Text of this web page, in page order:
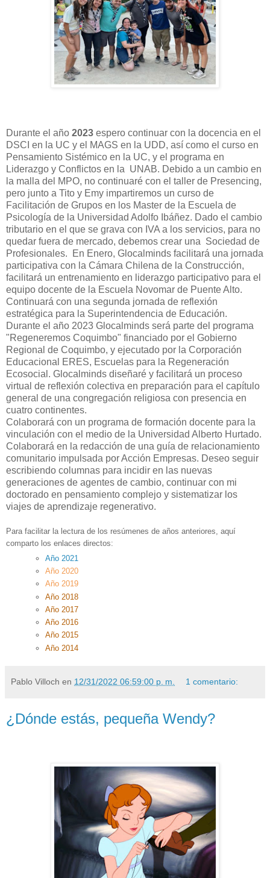
Durante el año 2023 espero continuar con la docencia en el
DSCI en la UC y el MAGS en la UDD, así como el curso en
Pensamiento Sistémico en la UC, y el programa en
Liderazgo y Conflictos en la UNAB. Debido a un cambio en
la malla del MPO, no continuaré con el taller de Presencing,
pero junto a Tito y Emy impartiremos un curso de
Facilitación de Grupos en los Master de la Escuela de
Psicología de la Universidad Adolfo Ibáñez. Dado el cambio
tributario en el que se grava con IVA a los servicios, para no
quedar fuera de mercado, debemos crear una Sociedad de
Profesionales. En Enero, Glocalminds facilitará una jornada
participativa con la Cámara Chilena de la Construcción,
facilitará un entrenamiento en liderazgo participativo para el
equipo docente de la Escuela Novomar de Puente Alto.
Continuará con una segunda jornada de reflexión
estratégica para la Superintendencia de Educación.
Durante el año 2023 Glocalminds será parte del programa
"Regeneremos Coquimbo" financiado por el Gobierno
Regional de Coquimbo, y ejecutado por la Corporación
Educacional ERES, Escuelas para la Regeneración
Ecosocial. Glocalminds diseñaré y facilitará un proceso
virtual de reflexión colectiva en preparación para el capítulo
general de una congregación religiosa con presencia en
cuatro continentes.
Colaborará con un programa de formación docente para la
vinculación con el medio de la Universidad Alberto Hurtado.
Colaborará en la redacción de una guía de relacionamiento
comunitario impulsada por Acción Empresas. Deseo seguir
escribiendo columnas para incidir en las nuevas
generaciones de agentes de cambio, continuar con mi
doctorado en pensamiento complejo y sistematizar los
viajes de aprendizaje regenerativo.
Para facilitar la lectura de los resúmenes de años anteriores, aquí
comparto los enlaces directos:
Año 2021
Año 2020
Año 2019
Año 2018
Año 2017
Año 2016
Año 2015
Año 2014
Pablo Villoch en 12/31/2022 06:59:00 p. m. 1 comentario:
¿Dónde estás, pequeña Wendy?